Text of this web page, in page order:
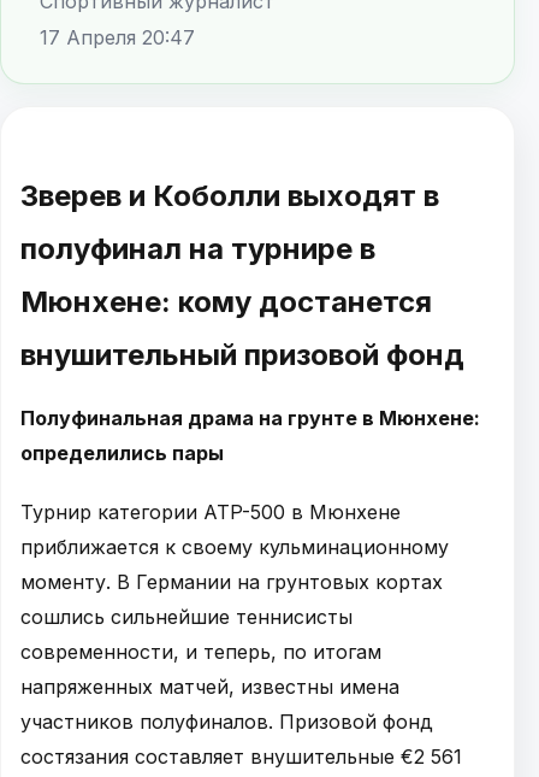
17 Апреля 20:47
Зверев и Коболли выходят в
полуфинал на турнире в
Мюнхене: кому достанется
внушительный призовой фонд
Полуфинальная драма на грунте в Мюнхене:
определились пары
Турнир категории ATP-500 в Мюнхене
приближается к своему кульминационному
моменту. В Германии на грунтовых кортах
сошлись сильнейшие теннисисты
современности, и теперь, по итогам
напряженных матчей, известны имена
участников полуфиналов. Призовой фонд
состязания составляет внушительные €2 561